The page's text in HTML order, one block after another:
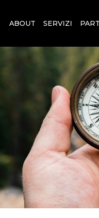
ABOUT SERVIZI